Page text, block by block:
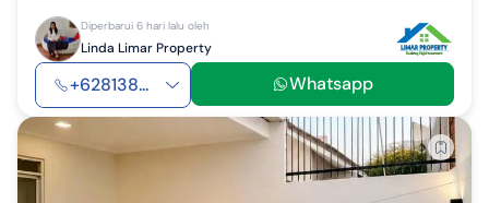
Diperbarui 6 hari lalu oleh
Linda Limar Property
+628138... Whatsapp